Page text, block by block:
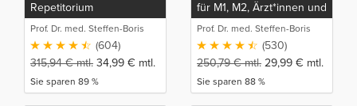
Repetitorium
Prof. Dr. med. Steffen-Boris
Wirth (1)
(604)
315,94€mtl. 34,99 € mtl.
Sie sparen 89 %
für M1, M2, Ärzt*innen und
medizinische
Auszubildende
Prof. Dr. med. Steffen-Boris
Wirth (1)
(530)
250,79€mtl. 29,99 € mtl.
Sie sparen 88 %